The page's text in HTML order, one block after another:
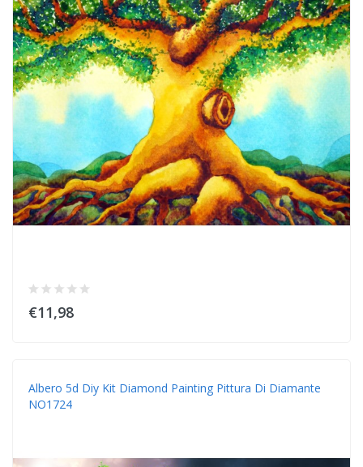
€11,98
Albero 5d Diy Kit Diamond Painting Pittura Di Diamante
NO1724